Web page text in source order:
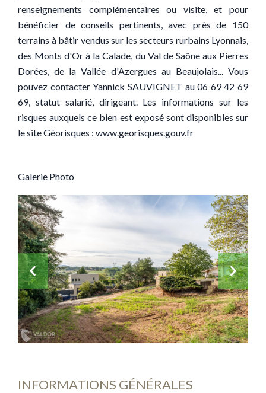
renseignements complémentaires ou visite, et pour
bénéficier de conseils pertinents, avec près de 150
terrains à bâtir vendus sur les secteurs rurbains Lyonnais,
des Monts d'Or à la Calade, du Val de Saône aux Pierres
Dorées, de la Vallée d'Azergues au Beaujolais... Vous
pouvez contacter Yannick SAUVIGNET au 06 69 42 69
69, statut salarié, dirigeant. Les informations sur les
risques auxquels ce bien est exposé sont disponibles sur
le site Géorisques : www.georisques.gouv.fr
Galerie Photo
INFORMATIONS GÉNÉRALES